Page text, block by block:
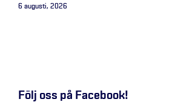
6 augusti, 2026
Följ oss på Facebook!